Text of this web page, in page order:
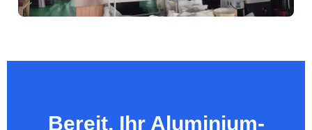
Bereit, Ihr Aluminium-